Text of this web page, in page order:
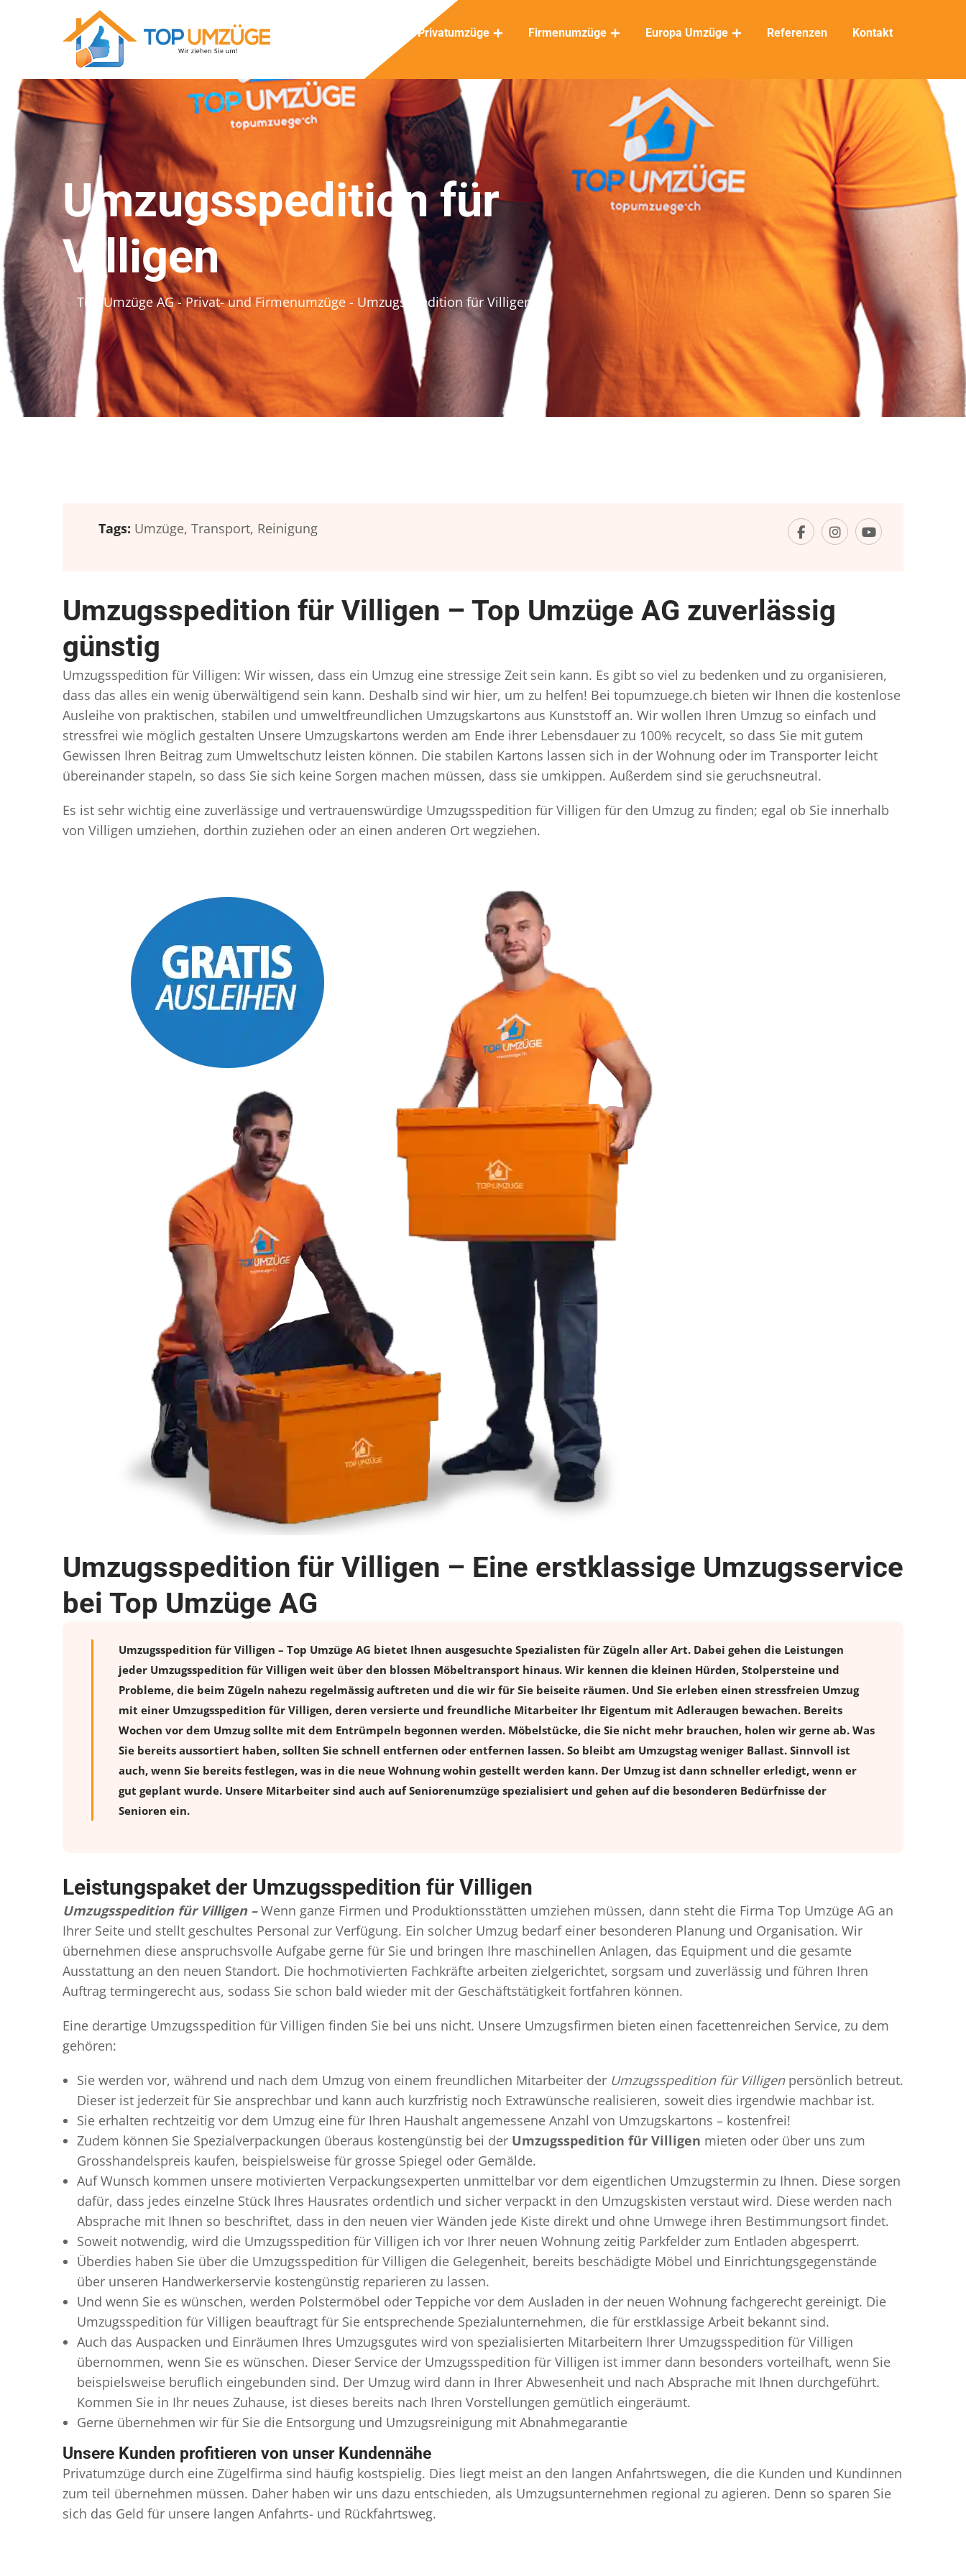
Privatumzüge Firmenumzüge Europa Umzüge Referenzen Kontakt
Umzugsspedition für
Villigen
Top Umzüge AG - Privat- und Firmenumzüge - Umzugsspedition für Villigen
Tags: Umzüge, Transport, Reinigung
Umzugsspedition für Villigen – Top Umzüge AG zuverlässig
günstig
Umzugsspedition für Villigen: Wir wissen, dass ein Umzug eine stressige Zeit sein kann. Es gibt so viel zu bedenken und zu organisieren,
dass das alles ein wenig überwältigend sein kann. Deshalb sind wir hier, um zu helfen! Bei topumzuege.ch bieten wir Ihnen die kostenlose
Ausleihe von praktischen, stabilen und umweltfreundlichen Umzugskartons aus Kunststoff an. Wir wollen Ihren Umzug so einfach und
stressfrei wie möglich gestalten Unsere Umzugskartons werden am Ende ihrer Lebensdauer zu 100% recycelt, so dass Sie mit gutem
Gewissen Ihren Beitrag zum Umweltschutz leisten können. Die stabilen Kartons lassen sich in der Wohnung oder im Transporter leicht
übereinander stapeln, so dass Sie sich keine Sorgen machen müssen, dass sie umkippen. Außerdem sind sie geruchsneutral.
Es ist sehr wichtig eine zuverlässige und vertrauenswürdige Umzugsspedition für Villigen für den Umzug zu finden; egal ob Sie innerhalb
von Villigen umziehen, dorthin zuziehen oder an einen anderen Ort wegziehen.
Umzugsspedition für Villigen – Eine erstklassige Umzugsservice
bei Top Umzüge AG
Umzugsspedition für Villigen – Top Umzüge AG bietet Ihnen ausgesuchte Spezialisten für Zügeln aller Art. Dabei gehen die Leistungen
jeder Umzugsspedition für Villigen weit über den blossen Möbeltransport hinaus. Wir kennen die kleinen Hürden, Stolpersteine und
Probleme, die beim Zügeln nahezu regelmässig auftreten und die wir für Sie beiseite räumen. Und Sie erleben einen stressfreien Umzug
mit einer Umzugsspedition für Villigen, deren versierte und freundliche Mitarbeiter Ihr Eigentum mit Adleraugen bewachen. Bereits
Wochen vor dem Umzug sollte mit dem Entrümpeln begonnen werden. Möbelstücke, die Sie nicht mehr brauchen, holen wir gerne ab. Was
Sie bereits aussortiert haben, sollten Sie schnell entfernen oder entfernen lassen. So bleibt am Umzugstag weniger Ballast. Sinnvoll ist
auch, wenn Sie bereits festlegen, was in die neue Wohnung wohin gestellt werden kann. Der Umzug ist dann schneller erledigt, wenn er
gut geplant wurde. Unsere Mitarbeiter sind auch auf Seniorenumzüge spezialisiert und gehen auf die besonderen Bedürfnisse der
Senioren ein.
Leistungspaket der Umzugsspedition für Villigen
Umzugsspedition für Villigen – Wenn ganze Firmen und Produktionsstätten umziehen müssen, dann steht die Firma Top Umzüge AG an
Ihrer Seite und stellt geschultes Personal zur Verfügung. Ein solcher Umzug bedarf einer besonderen Planung und Organisation. Wir
übernehmen diese anspruchsvolle Aufgabe gerne für Sie und bringen Ihre maschinellen Anlagen, das Equipment und die gesamte
Ausstattung an den neuen Standort. Die hochmotivierten Fachkräfte arbeiten zielgerichtet, sorgsam und zuverlässig und führen Ihren
Auftrag termingerecht aus, sodass Sie schon bald wieder mit der Geschäftstätigkeit fortfahren können.
Eine derartige Umzugsspedition für Villigen finden Sie bei uns nicht. Unsere Umzugsfirmen bieten einen facettenreichen Service, zu dem
gehören:
Sie werden vor, während und nach dem Umzug von einem freundlichen Mitarbeiter der Umzugsspedition für Villigenpersönlich betreut.
Dieser ist jederzeit für Sie ansprechbar und kann auch kurzfristig noch Extrawünsche realisieren, soweit dies irgendwie machbar ist.
Sie erhalten rechtzeitig vor dem Umzug eine für Ihren Haushalt angemessene Anzahl von Umzugskartons – kostenfrei!
Zudem können Sie Spezialverpackungen überaus kostengünstig bei der Umzugsspedition für Villigen mieten oder über uns zum
Grosshandelspreis kaufen, beispielsweise für grosse Spiegel oder Gemälde.
Auf Wunsch kommen unsere motivierten Verpackungsexperten unmittelbar vor dem eigentlichen Umzugstermin zu Ihnen. Diese sorgen
dafür, dass jedes einzelne Stück Ihres Hausrates ordentlich und sicher verpackt in den Umzugskisten verstaut wird. Diese werden nach
Absprache mit Ihnen so beschriftet, dass in den neuen vier Wänden jede Kiste direkt und ohne Umwege ihren Bestimmungsort findet.
Soweit notwendig, wird die Umzugsspedition für Villigen ich vor Ihrer neuen Wohnung zeitig Parkfelder zum Entladen abgesperrt.
Überdies haben Sie über die Umzugsspedition für Villigen die Gelegenheit, bereits beschädigte Möbel und Einrichtungsgegenstände
über unseren Handwerkerservie kostengünstig reparieren zu lassen.
Und wenn Sie es wünschen, werden Polstermöbel oder Teppiche vor dem Ausladen in der neuen Wohnung fachgerecht gereinigt. Die
Umzugsspedition für Villigen beauftragt für Sie entsprechende Spezialunternehmen, die für erstklassige Arbeit bekannt sind.
Auch das Auspacken und Einräumen Ihres Umzugsgutes wird von spezialisierten Mitarbeitern Ihrer Umzugsspedition für Villigen
übernommen, wenn Sie es wünschen. Dieser Service der Umzugsspedition für Villigen ist immer dann besonders vorteilhaft, wenn Sie
beispielsweise beruflich eingebunden sind. Der Umzug wird dann in Ihrer Abwesenheit und nach Absprache mit Ihnen durchgeführt.
Kommen Sie in Ihr neues Zuhause, ist dieses bereits nach Ihren Vorstellungen gemütlich eingeräumt.
Gerne übernehmen wir für Sie die Entsorgung und Umzugsreinigung mit Abnahmegarantie
Unsere Kunden profitieren von unser Kundennähe
Privatumzüge durch eine Zügelfirma sind häufig kostspielig. Dies liegt meist an den langen Anfahrtswegen, die die Kunden und Kundinnen
zum teil übernehmen müssen. Daher haben wir uns dazu entschieden, als Umzugsunternehmen regional zu agieren. Denn so sparen Sie
sich das Geld für unsere langen Anfahrts- und Rückfahrtsweg.